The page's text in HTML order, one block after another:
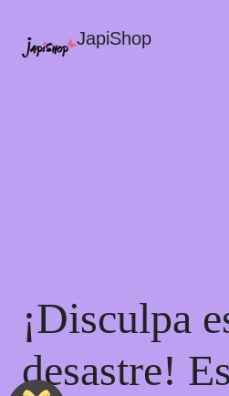
JapiShop
¡Disculpa
desastre!